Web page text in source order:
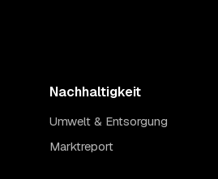
Nachhaltigkeit
Umwelt & Entsorgung
Marktreport